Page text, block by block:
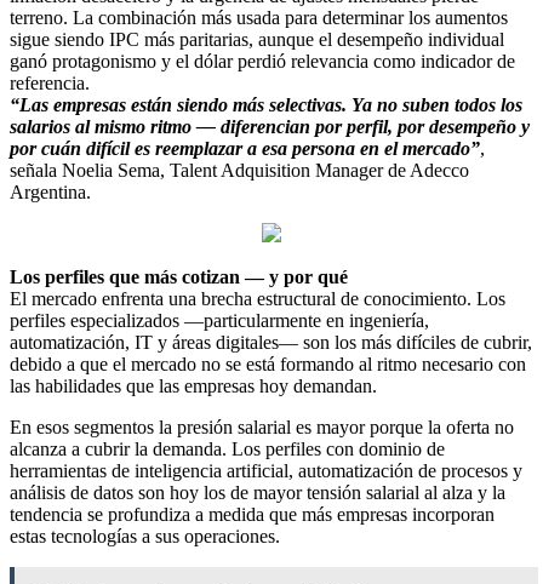
terreno. La combinación más usada para determinar los aumentos
sigue siendo IPC más paritarias, aunque el desempeño individual
ganó protagonismo y el dólar perdió relevancia como indicador de
referencia.
“Las empresas están siendo más selectivas. Ya no suben todos los
salarios al mismo ritmo — diferencian por perfil, por desempeño y
por cuán difícil es reemplazar a esa persona en el mercado”,
señala Noelia Sema, Talent Adquisition Manager de Adecco
Argentina.
Los perfiles que más cotizan — y por qué
El mercado enfrenta una brecha estructural de conocimiento. Los
perfiles especializados —particularmente en ingeniería,
automatización, IT y áreas digitales— son los más difíciles de cubrir,
debido a que el mercado no se está formando al ritmo necesario con
las habilidades que las empresas hoy demandan.
En esos segmentos la presión salarial es mayor porque la oferta no
alcanza a cubrir la demanda. Los perfiles con dominio de
herramientas de inteligencia artificial, automatización de procesos y
análisis de datos son hoy los de mayor tensión salarial al alza y la
tendencia se profundiza a medida que más empresas incorporan
estas tecnologías a sus operaciones.